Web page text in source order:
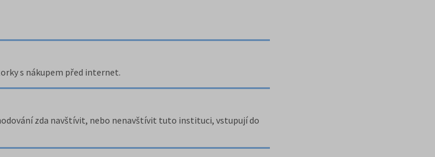
s nákupem před internet.
zda navštívit, nebo nenavštívit tuto instituci, vstupují do